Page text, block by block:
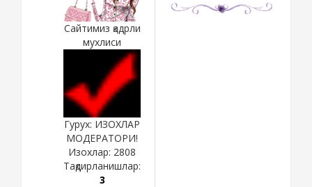
Сайтимиз қадрли
мухлиси
Гурух: ИЗОХЛАР
МОДЕРАТОРИ!
Изохлар: 2808
Тақдирланишлар:
3